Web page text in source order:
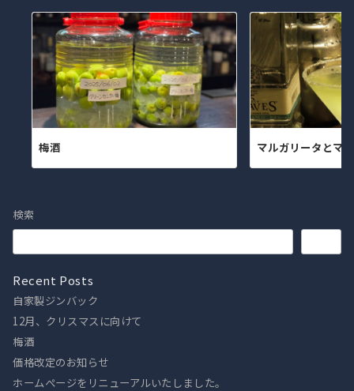
梅酒 マルガリータとマ
検索
Recent Posts
自家製ジンバック
12月、クリスマスに向けて
梅酒
価格改定のお知らせ
ホームぺージをリニューアルいたしました。